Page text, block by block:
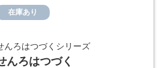
在庫あり
んろはつづくシリーズ
んろはつづく